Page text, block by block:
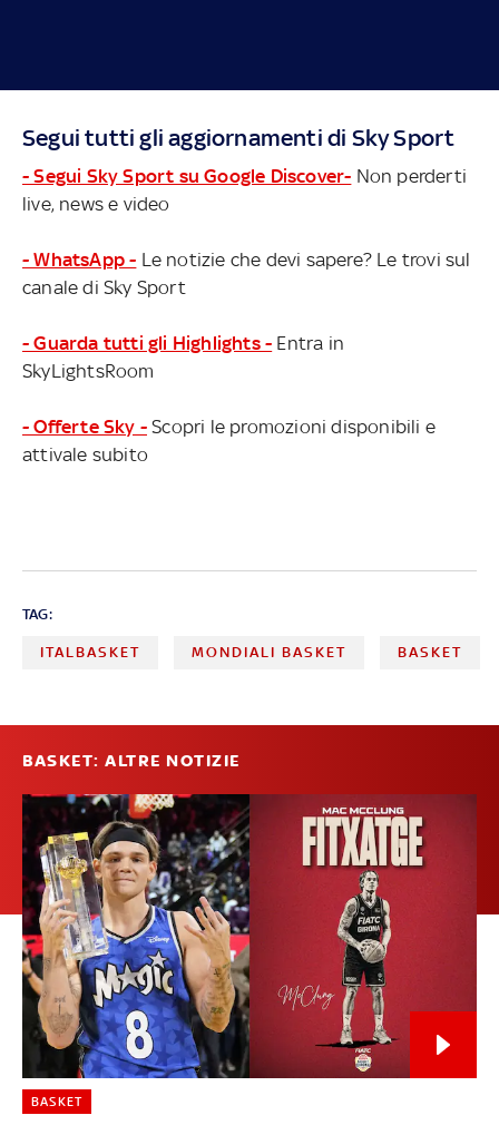
Segui tutti gli aggiornamenti di Sky Sport
- Segui Sky Sport su Google Discover- Non perderti
live, news e video
- WhatsApp - Le notizie che devi sapere? Le trovi sul
canale di Sky Sport
- Guarda tutti gli Highlights - Entra in
SkyLightsRoom
- Offerte Sky - Scopri le promozioni disponibili e
attivale subito
TAG:
ITALBASKET MONDIALI BASKET BASKET
BASKET: ALTRE NOTIZIE
BASKET